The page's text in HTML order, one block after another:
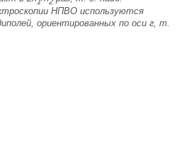
НПВО используются
ориентированных по оси г, т.